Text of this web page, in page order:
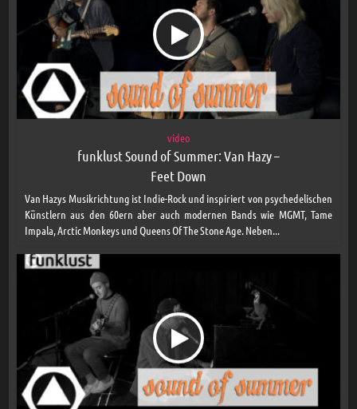
video
funklust Sound of Summer: Van Hazy –
Feet Down
Van Hazys Musikrichtung ist Indie-Rock und inspiriert von psychedelischen
Künstlern aus den 60ern aber auch modernen Bands wie MGMT, Tame
Impala, Arctic Monkeys und Queens Of The Stone Age. Neben...